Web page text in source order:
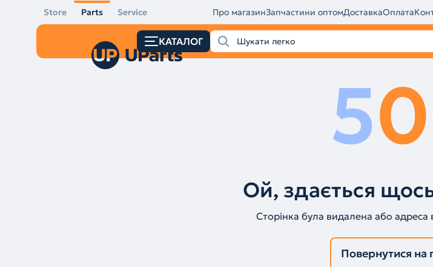
Store Parts Service Про магазинЗапчастини оптомДоставкаОплата
КАТАЛОГ
50
Ой, здається
Сторінка була видалена або
Повернутися на